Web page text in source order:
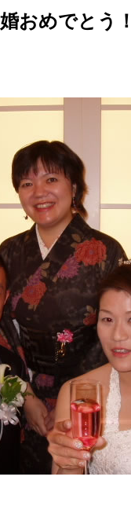
おめでとう